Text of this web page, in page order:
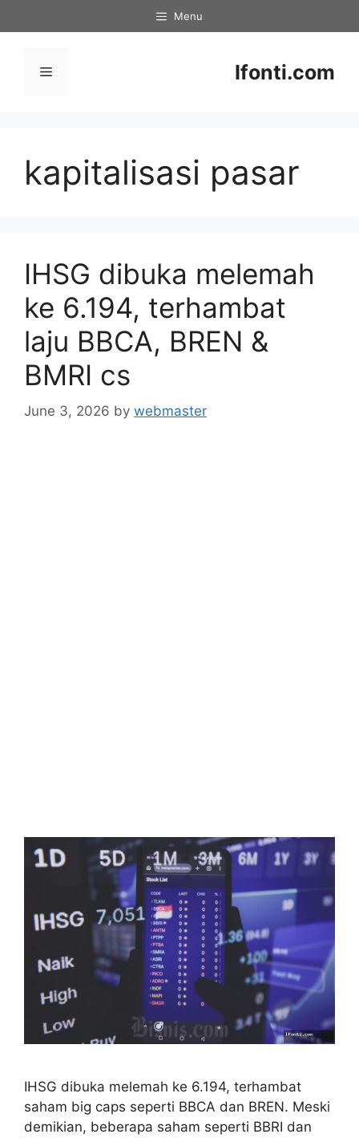
to
Menu
Ifonti.com
Menu
kapitalisasi pasar
IHSG dibuka melemah
ke 6.194, terhambat
laju BBCA, BREN &
BMRI cs
June 3, 2026 by webmaster
IHSG dibuka melemah ke 6.194, terhambat
saham big caps seperti BBCA dan BREN. Meski
demikian, beberapa saham seperti BBRI dan